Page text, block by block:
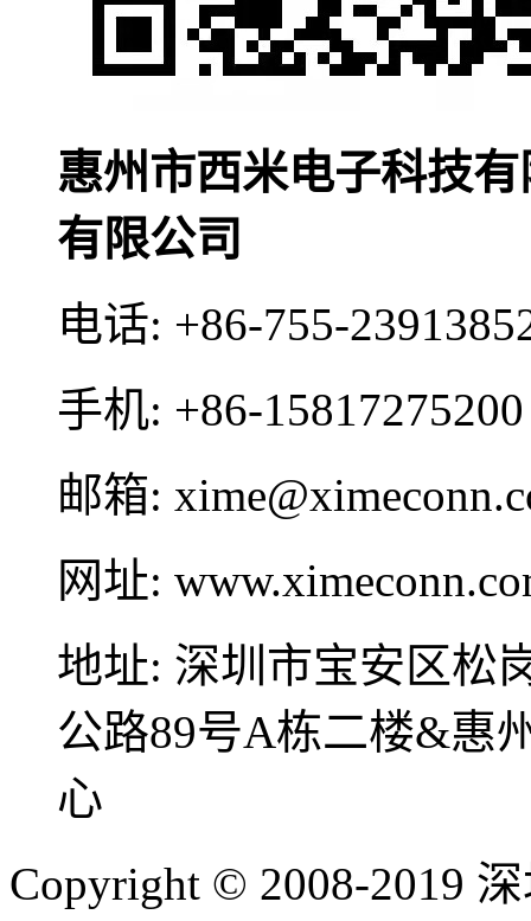
惠州市西米电子科技
有限公司
电话: +86-755-
手机: +86-15817275200
邮箱:
网址:
地址: 深圳市宝安区松
公路89号A栋二楼&惠
心
Copyright © 2008-2019